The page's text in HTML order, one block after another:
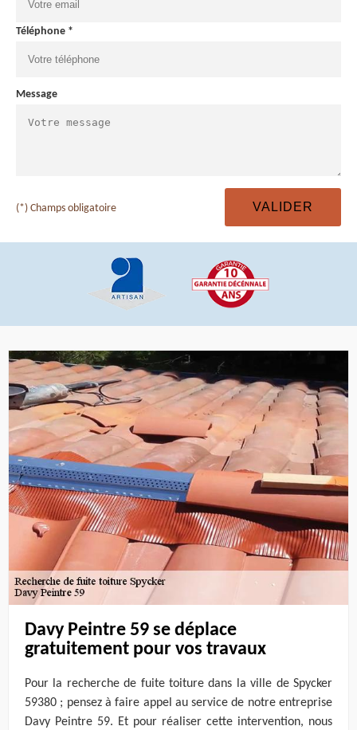
Téléphone *
Message
(*) Champs obligatoire
Davy Peintre 59 se déplace
gratuitement pour vos travaux
Pour la recherche de fuite toiture dans la ville de Spycker
59380 ; pensez à faire appel au service de notre entreprise
Davy Peintre 59. Et pour réaliser cette intervention, nous